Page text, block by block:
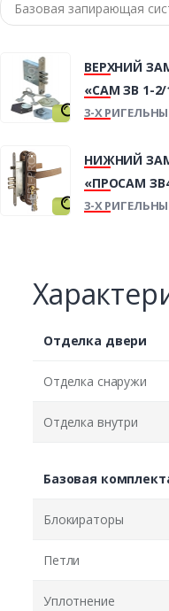
ВЕРХНИЙ
«САМ ЗВ 1-2/
3-Х
НИЖНИЙ
«ПРОСАМ
3-Х
Отделка двери
Отделка снаружи
Отделка внутри
Базовая
Блокираторы
Петли
Уплотнение